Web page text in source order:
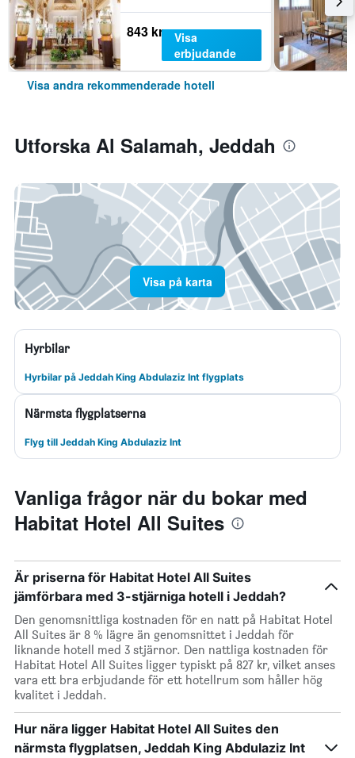
843 kr
Visa
erbjudande
Visa andra rekommenderade hotell
Utforska Al Salamah, Jeddah
Visa på karta
Hyrbilar
Hyrbilar på Jeddah King Abdulaziz Int flygplats
Närmsta flygplatserna
Flyg till Jeddah King Abdulaziz Int
Vanliga frågor när du bokar med
Habitat Hotel All Suites
Är priserna för Habitat Hotel All Suites
jämförbara med 3-stjärniga hotell i Jeddah?
Den genomsnittliga kostnaden för en natt på Habitat Hotel
All Suites är 8 % lägre än genomsnittet i Jeddah för
liknande hotell med 3 stjärnor. Den nattliga kostnaden för
Habitat Hotel All Suites ligger typiskt på 827 kr, vilket anses
vara ett bra erbjudande för ett hotellrum som håller hög
kvalitet i Jeddah.
Hur nära ligger Habitat Hotel All Suites den
närmsta flygplatsen, Jeddah King Abdulaziz Int